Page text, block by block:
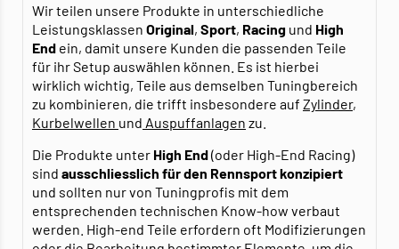
Wir teilen unsere Produkte in unterschiedliche
Leistungsklassen Original, Sport, Racing und High
End ein, damit unsere Kunden die passenden Teile
für ihr Setup auswählen können. Es ist hierbei
wirklich wichtig, Teile aus demselben Tuningbereich
zu kombinieren, die trifft insbesondere auf Zylinder,
Kurbelwellen und Auspuffanlagen zu.
Die Produkte unter High End(oder High-End Racing)
sind ausschliesslich für den Rennsport konzipiert
und sollten nur von Tuningprofis mit dem
entsprechenden technischen Know-how verbaut
werden. High-end Teile erfordern oft Modifizierungen